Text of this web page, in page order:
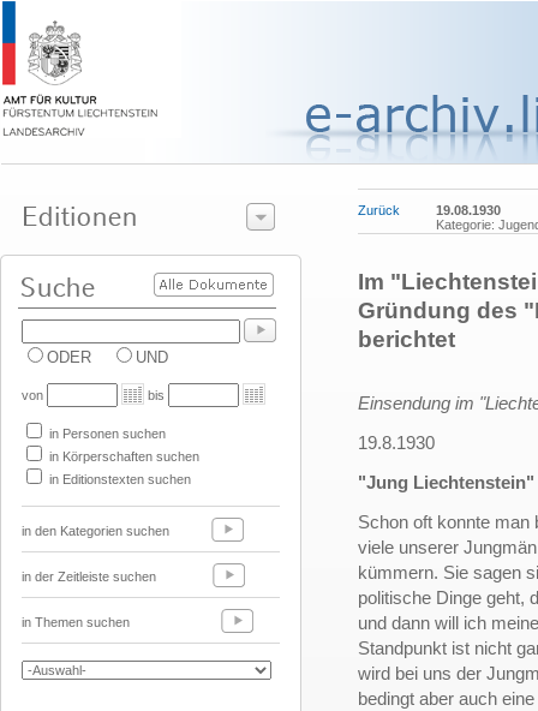
ODER UND
von bis
in Personen suchen
in Körperschaften suchen
in Editionstexten suchen
in den Kategorien suchen
in der Zeitleiste suchen
in Themen suchen
Zurück
19.08.1930
Kategorie:
Im
Gründung des
berichtet
Einsendung im
19.8.1930
"Jung Liechtenstein"
Schon oft konnte man
viele unserer
kümmern. Sie sagen
politische Dinge geht,
und dann will ich
Standpunkt ist nicht
wird bei uns der
bedingt aber auch